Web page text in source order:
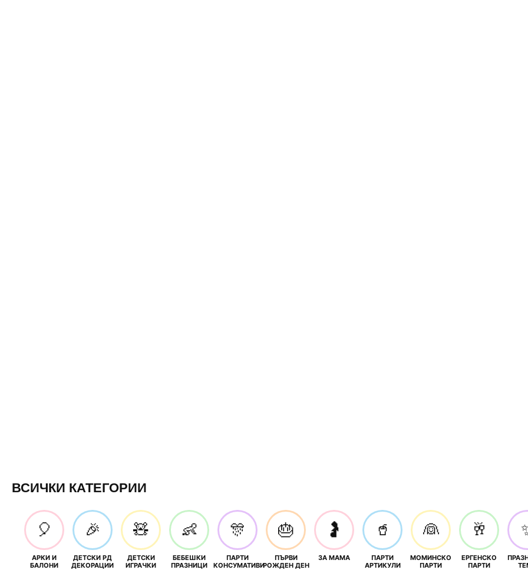
ВСИЧКИ КАТЕГОРИИ
🎈
АРКИ И
БАЛОНИ
🎉
ДЕТСКИ РД
ДЕКОРАЦИИ
🧸
ДЕТСКИ
ИГРАЧКИ
👶
БЕБЕШКИ
ПРАЗНИЦИ
🎊
ПАРТИ
КОНСУМАТИВИ
🎂
ПЪРВИ
РОЖДЕН ДЕН
🤰
ЗА МАМА
🥤
ПАРТИ
АРТИКУЛИ
👰
МОМИНСКО
ПАРТИ
🥂
ЕРГЕНСКО
ПАРТИ